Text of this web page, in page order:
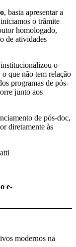
, basta apresentar a
o trâmite
homologado,
de atividades
o
que não tem relação
programas de pós-
junto aos
de pós-doc,
diretamente às
e-
modernos na